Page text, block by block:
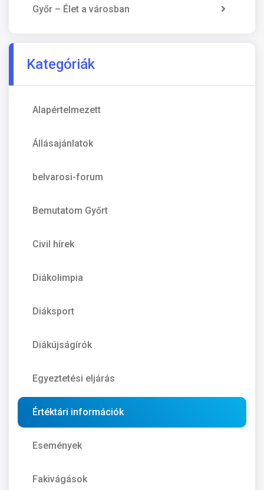
Győr – Élet a városban
Kategóriák
Alapértelmezett
Állásajánlatok
belvarosi-forum
Bemutatom Győrt
Civil hírek
Diákolimpia
Diáksport
Diákújságírók
Egyeztetési eljárás
Értéktári információk
Események
Fakivágások